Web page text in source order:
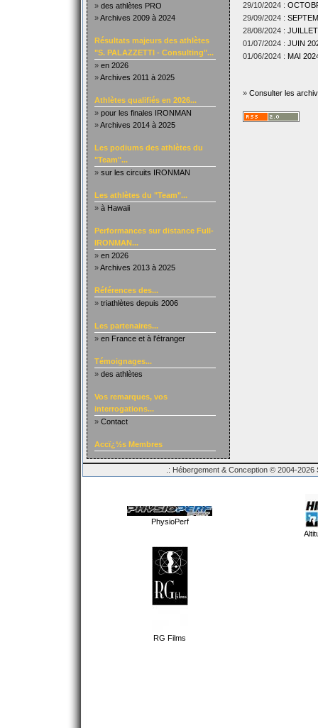
» des athlètes PRO
»Archives 2009 à 2024
Résultats majeurs des athlètes
"S. PALAZZETTI - Consulting"...
» en 2026
»Archives 2011 à 2025
Athlètes qualifiés en 2026...
» pour les finales IRONMAN
»Archives 2014 à 2025
Les podiums des athlètes du
"Team"...
» sur les circuits IRONMAN
Les athlètes du "Team"...
» à Hawaii
Performances sur distance Full-
IRONMAN...
» en 2026
»Archives 2013 à 2025
Références des...
» triathlètes depuis 2006
Les partenaires...
» en France et à l'étranger
Témoignages...
» des athlètes
Vos remarques, vos
interrogations...
» Contact
Accï¿½s Membres
29/10/2024 :
29/09/2024 :
28/08/2024 :
01/07/2024 : JUIN
01/06/2024 : MAI
» Consulter les
.: Hébergement & Conception © 2004-
PhysioPerf
RG Films